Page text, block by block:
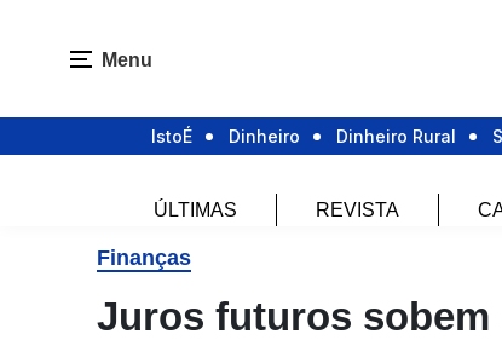
Menu
IstoÉ Dinheiro Dinheiro Rural
ÚLTIMAS REVISTA
Finanças
Juros futuros sobem